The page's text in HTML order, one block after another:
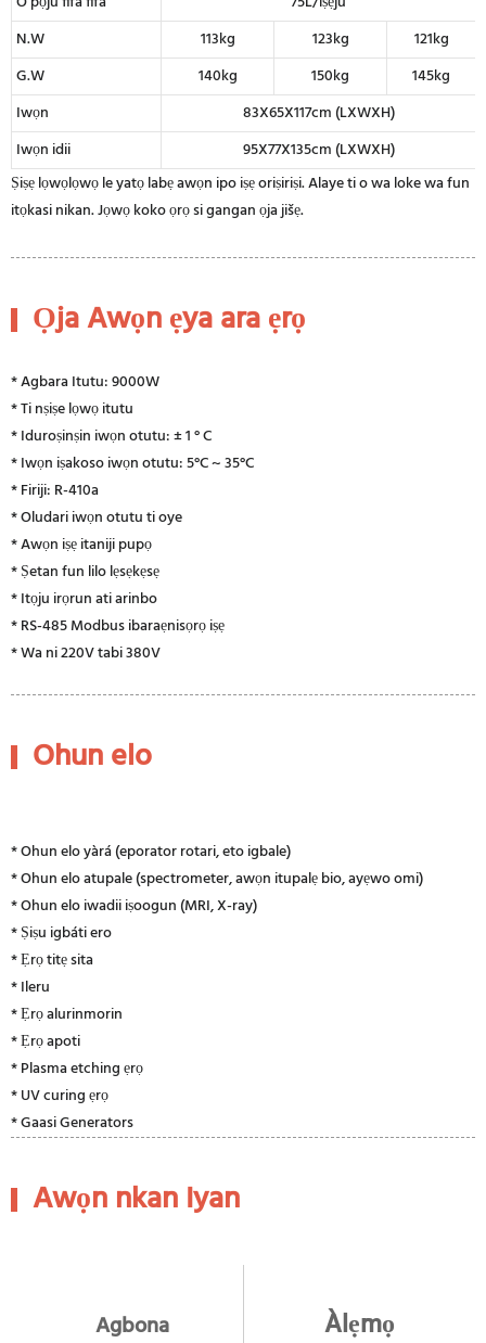
N.W
113kg 123kg
121kg
G.W
140kg 150kg
145kg
Iwọn
83X65X117cm (LXWXH)
Iwọn idii
95X77X135cm (LXWXH)
Ṣiṣẹ lọwọlọwọ le yatọ labẹ awọn ipo iṣẹ oriṣiriṣi. Alaye ti o wa loke wa fun
itọkasi nikan. Jọwọ koko ọrọ si gangan ọja jišẹ.
Ọja Awọn ẹya ara ẹrọ
* Agbara Itutu: 9000W
* Ti nṣiṣe lọwọ itutu
* Iduroṣinṣin iwọn otutu: ± 1 ° C
* Iwọn iṣakoso iwọn otutu: 5°C ~ 35°C
* Firiji: R-410a
* Oludari iwọn otutu ti oye
* Awọn iṣẹ itaniji pupọ
* Ṣetan fun lilo lẹsẹkẹsẹ
* Itọju irọrun ati arinbo
* RS-485 Modbus ibaraẹnisọrọ iṣẹ
* Wa ni 220V tabi 380V
Ohun elo
* Ohun elo yàrá (eporator rotari, eto igbale)
* Ohun elo atupale (spectrometer, awọn itupalẹ bio, ayẹwo omi)
* Ohun elo iwadii iṣoogun (MRI, X-ray)
* Ṣiṣu igbáti ero
* Ẹrọ titẹ sita
* Ileru
* Ẹrọ alurinmorin
* Ẹrọ apoti
* Plasma etching ẹrọ
* UV curing ẹrọ
* Gaasi Generators
Awọn nkan Iyan
Agbona Àlẹmọ